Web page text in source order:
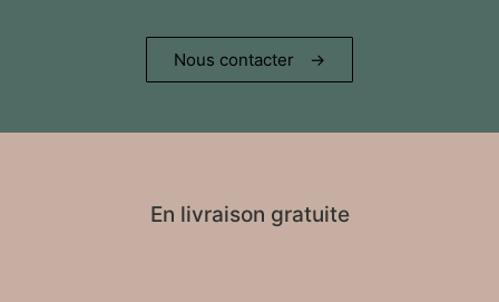
Nous contacter →
En livraison gratuite